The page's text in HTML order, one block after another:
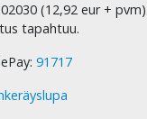
(12,92 eur +
tapahtuu.
91717